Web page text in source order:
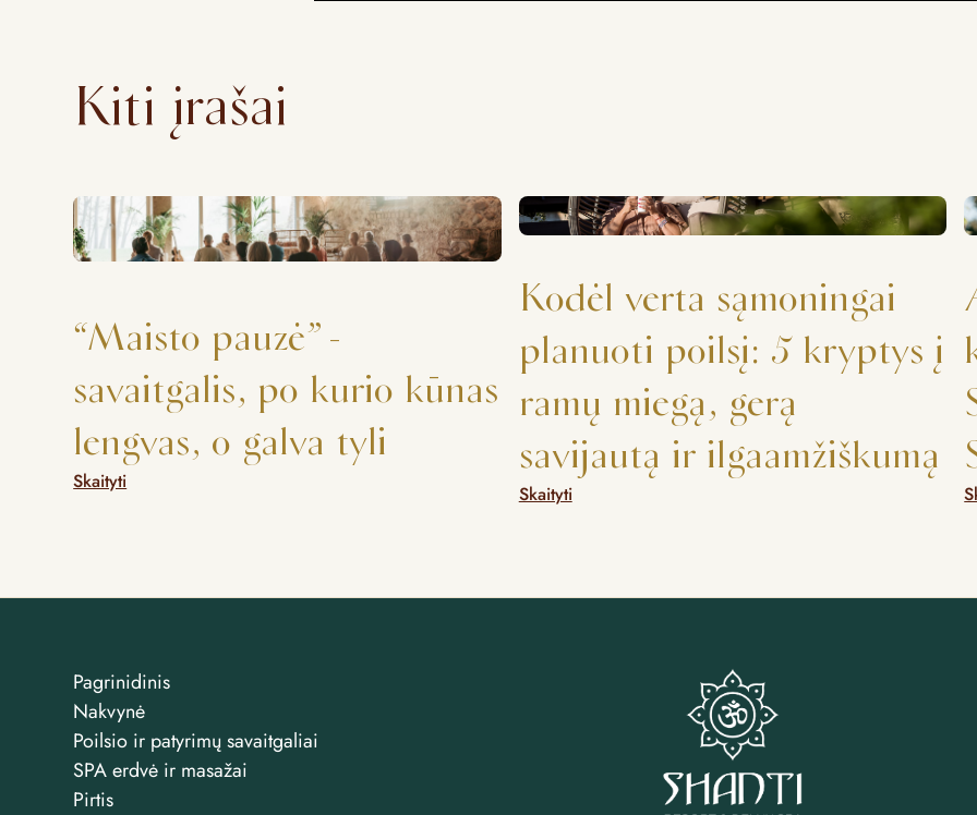
Kiti įrašai
“Maisto pauzė” -
savaitgalis, po kurio kūnas
lengvas, o galva tyli
Skaityti
Kodėl verta sąmoningai
planuoti poilsį: 5 kryptys į
ramų miegą, gerą
savijautą ir ilgaamžiškumą
Skaityti
Pagrinidinis
Nakvynė
Poilsio ir patyrimų savaitgaliai
SPA erdvė ir masažai
Pirtis